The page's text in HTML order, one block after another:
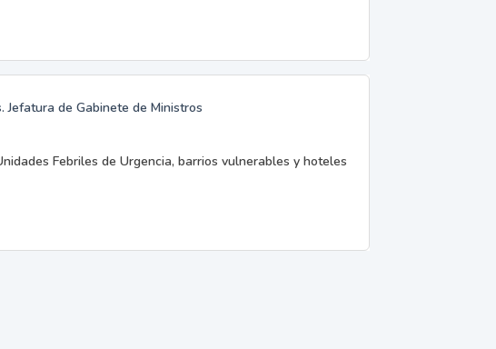
de Gabinete de Ministros
Febriles de Urgencia, barrios vulnerables y hoteles